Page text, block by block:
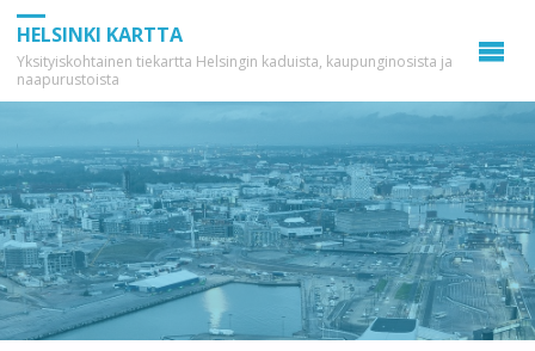
HELSINKI KARTTA
Yksityiskohtainen tiekartta Helsingin kaduista, kaupunginosista ja
naapurustoista